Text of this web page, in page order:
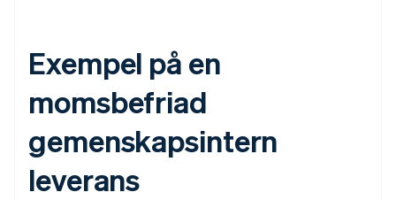
Exempel på en
momsbefriad
gemenskapsintern
leverans